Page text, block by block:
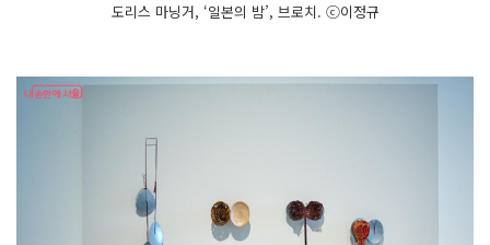
도리스 마닝거, ‘일본의 밤’, 브로치. ⓒ이정규